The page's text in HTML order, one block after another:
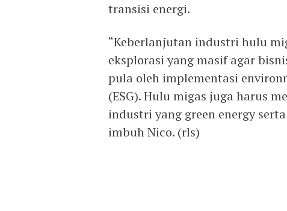
transisi energi.
“Keberlanjutan industri hulu
eksplorasi yang masif agar
pula oleh implementasi
(ESG). Hulu migas juga harus
industri yang green energy
imbuh Nico. (rls)